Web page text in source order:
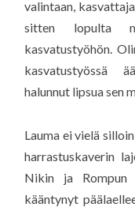
valintaan,
sitten lopulta
kasvatustyöhön.
kasvatustyössä
halunnut lipsua sen
Lauma ei vielä
harrastuskaverin
Nikin ja Rompun
kääntynyt